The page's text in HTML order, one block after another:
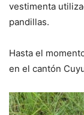
vestimenta
pandillas.
Hasta el
en el cantón